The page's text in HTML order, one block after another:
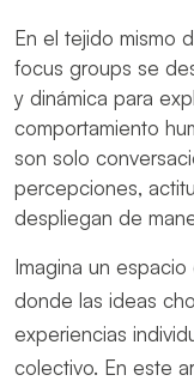
En el tejido mismo
focus groups se
y dinámica para
comportamiento
son solo
percepciones,
despliegan de
Imagina un
donde las ideas
experiencias
colectivo. En este